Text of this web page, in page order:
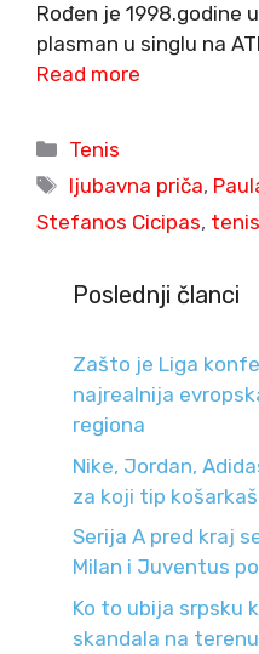
Rođen je 1998.godine
plasman u singlu na
Read more
Categories
Tenis
Tags
ljubavna priča,
Stefanos Cicipas,
Poslednji članci
Zašto je Liga
najrealnija
regiona
Nike, Jordan,
za koji tip
Serija A pred kraj
Milan i Juventus
Ko to ubija srpsku
skandala na